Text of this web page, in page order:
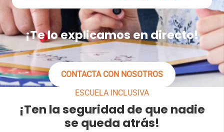
¡Te lo explicamos en directo!
CONTACTA CON NOSOTROS
ESCUELA INCLUSIVA
¡Ten la seguridad de que nadie
se queda atrás!